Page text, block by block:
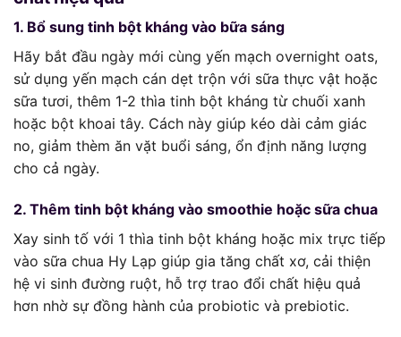
1. Bổ sung tinh bột kháng vào bữa sáng
Hãy bắt đầu ngày mới cùng yến mạch overnight oats,
sử dụng yến mạch cán dẹt trộn với sữa thực vật hoặc
sữa tươi, thêm 1-2 thìa tinh bột kháng từ chuối xanh
hoặc bột khoai tây. Cách này giúp kéo dài cảm giác
no, giảm thèm ăn vặt buổi sáng, ổn định năng lượng
cho cả ngày.
2. Thêm tinh bột kháng vào smoothie hoặc sữa chua
Xay sinh tố với 1 thìa tinh bột kháng hoặc mix trực tiếp
vào sữa chua Hy Lạp giúp gia tăng chất xơ, cải thiện
hệ vi sinh đường ruột, hỗ trợ trao đổi chất hiệu quả
hơn nhờ sự đồng hành của probiotic và prebiotic.